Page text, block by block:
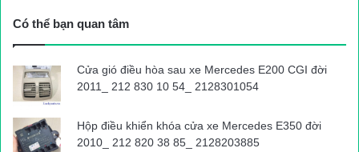
Có thể bạn quan tâm
Cửa gió điều hòa sau xe Mercedes E200 CGI đời
2011_ 212 830 10 54_ 2128301054
Hộp điều khiển khóa cửa xe Mercedes E350 đời
2010_ 212 820 38 85_ 2128203885